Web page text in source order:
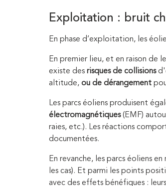
Exploitation : bruit
En phase d’exploitation, les
En premier lieu, et en raison de
existe des risques de collisions
altitude, ou de dérangement
Les parcs éoliens produisent
électromagnétiques(EMF)
raies, etc.). Les réactions
documentées.
En revanche, les parcs éoliens
les cas). Et parmi les points
avec des effets bénéfiques :